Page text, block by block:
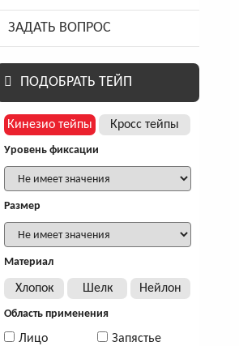
ЗАДАТЬ ВОПРОС
ПОДОБРАТЬ ТЕЙП
Кинезио тейпы Кросс тейпы
Уровень фиксации
Размер
Материал
Хлопок Шелк Нейлон
Область применения
Лицо
Запястье